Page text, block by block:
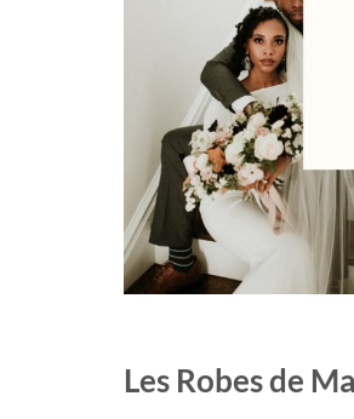
Les Robes de